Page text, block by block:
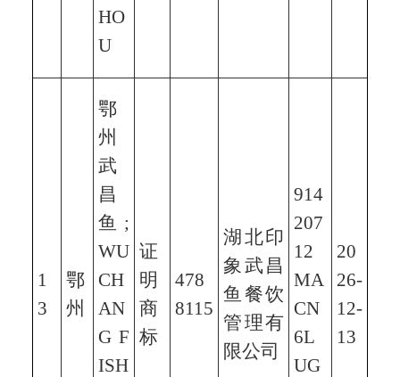
HO
U
1
3
鄂
州
鄂
州
武
昌
鱼;
WU
CH
AN
G F
ISH
证
明
商
标
478
8115
湖北印
象武昌
鱼餐饮
管理有
限公司
914
207
12
MA
CN
6L
UG
20
26-
12-
13